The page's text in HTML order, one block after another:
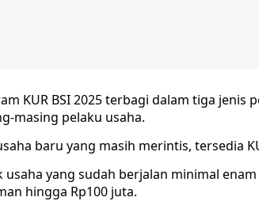
KUR BSI 2025 terbagi dalam tiga jenis
masing pelaku usaha.
baru yang masih merintis, tersedia
usaha yang sudah berjalan minimal
hingga Rp100 juta.